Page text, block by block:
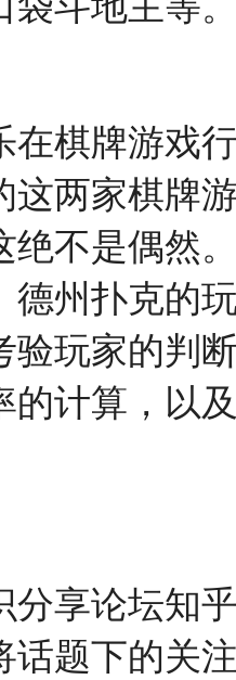
在棋牌游戏
这两家棋牌
绝不是偶然
德州扑克的
验玩家的判
的计算，以
分享论坛知
话题下的关